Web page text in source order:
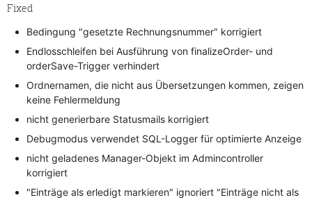
Fixed
Bedingung "gesetzte Rechnungsnummer" korrigiert
Endlosschleifen bei Ausführung von finalizeOrder- und
orderSave-Trigger verhindert
Ordnernamen, die nicht aus Übersetzungen kommen, zeigen
keine Fehlermeldung
nicht generierbare Statusmails korrigiert
Debugmodus verwendet SQL-Logger für optimierte Anzeige
nicht geladenes Manager-Objekt im Admincontroller
korrigiert
"Einträge als erledigt markieren" ignoriert "Einträge nicht als